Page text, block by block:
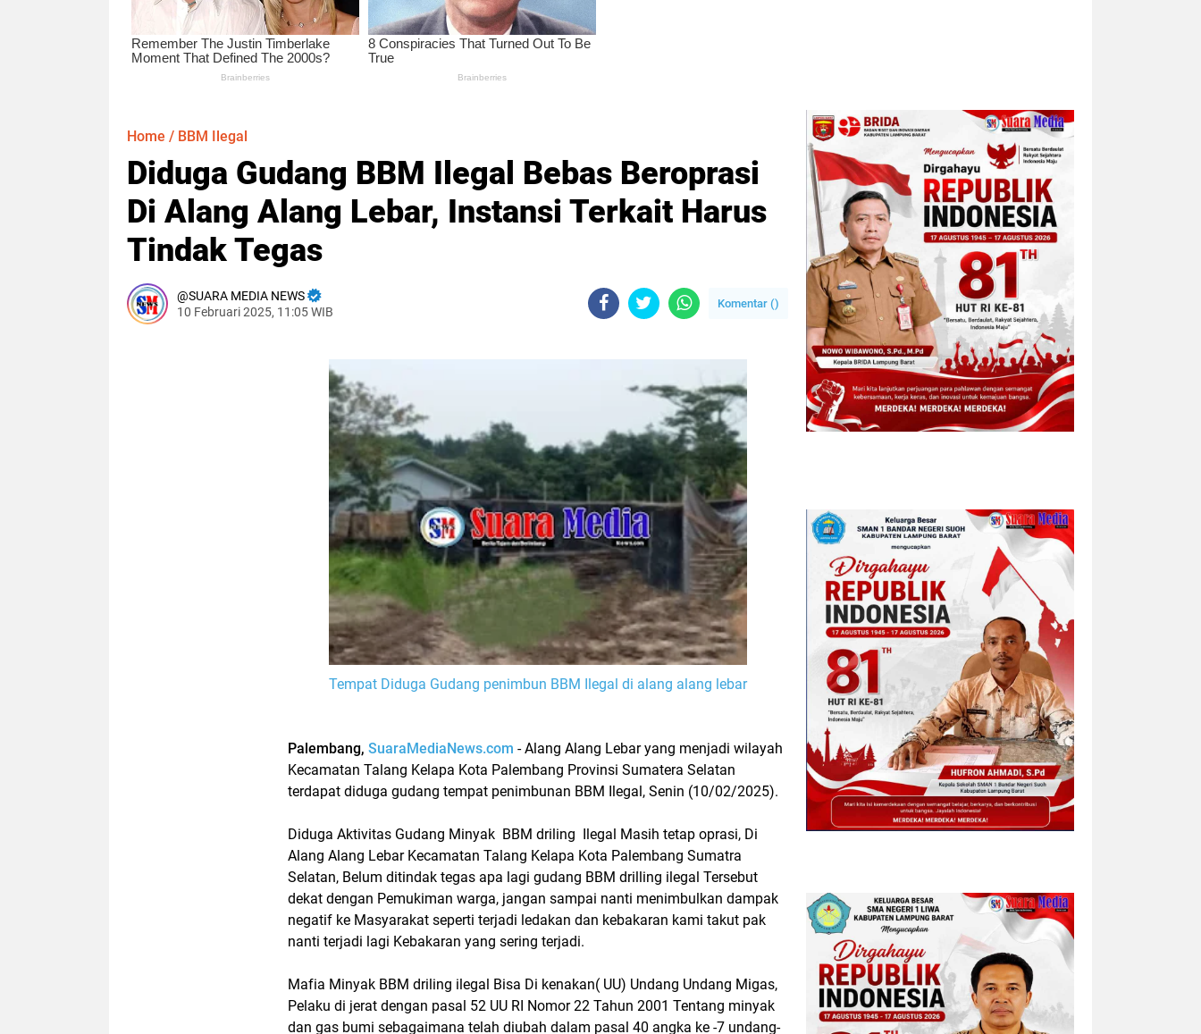
Home / BBM Ilegal
Diduga Gudang BBM Ilegal Bebas Beroprasi
Di Alang Alang Lebar, Instansi Terkait Harus
Tindak Tegas
SUARA MEDIA NEWS
10 Februari 2025, 11:05 WIB
Komentar ()
Tempat Diduga Gudang penimbun BBM Ilegal di alang alang lebar
Palembang, SuaraMediaNews.com - Alang Alang Lebar yang menjadi wilayah
Kecamatan Talang Kelapa Kota Palembang Provinsi Sumatera Selatan
terdapat diduga gudang tempat penimbunan BBM Ilegal, Senin (10/02/2025).
Diduga Aktivitas Gudang Minyak BBM driling Ilegal Masih tetap oprasi, Di
Alang Alang Lebar Kecamatan Talang Kelapa Kota Palembang Sumatra
Selatan, Belum ditindak tegas apa lagi gudang BBM drilling ilegal Tersebut
dekat dengan Pemukiman warga, jangan sampai nanti menimbulkan dampak
negatif ke Masyarakat seperti terjadi ledakan dan kebakaran kami takut pak
nanti terjadi lagi Kebakaran yang sering terjadi.
Mafia Minyak BBM driling ilegal Bisa Di kenakan( UU) Undang Undang Migas,
Pelaku di jerat dengan pasal 52 UU RI Nomor 22 Tahun 2001 Tentang minyak
dan gas bumi sebagaimana telah diubah dalam pasal 40 angka ke -7 undang-